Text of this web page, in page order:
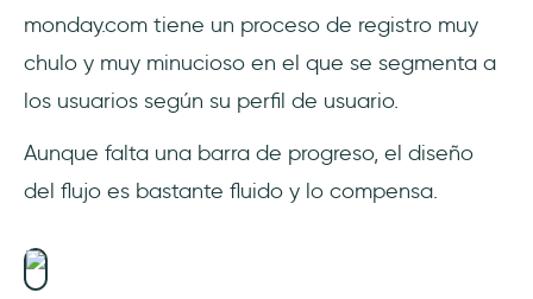
monday.com tiene un proceso de registro muy
chulo y muy minucioso en el que se segmenta a
los usuarios según su perfil de usuario.
Aunque falta una barra de progreso, el diseño
del flujo es bastante fluido y lo compensa.